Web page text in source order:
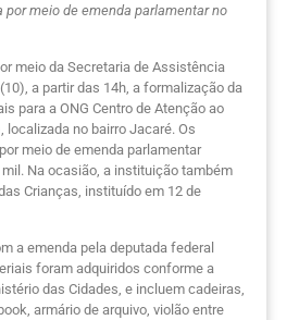
por meio de emenda parlamentar no
meio da Secretaria de Assistência
a partir das 14h, a formalização da
para a ONG Centro de Atenção ao
localizada no bairro Jacaré. Os
meio de emenda parlamentar
mil. Na ocasião, a instituição também
Crianças, instituído em 12 de
a emenda pela deputada federal
foram adquiridos conforme a
das Cidades, e incluem cadeiras,
armário de arquivo, violão entre